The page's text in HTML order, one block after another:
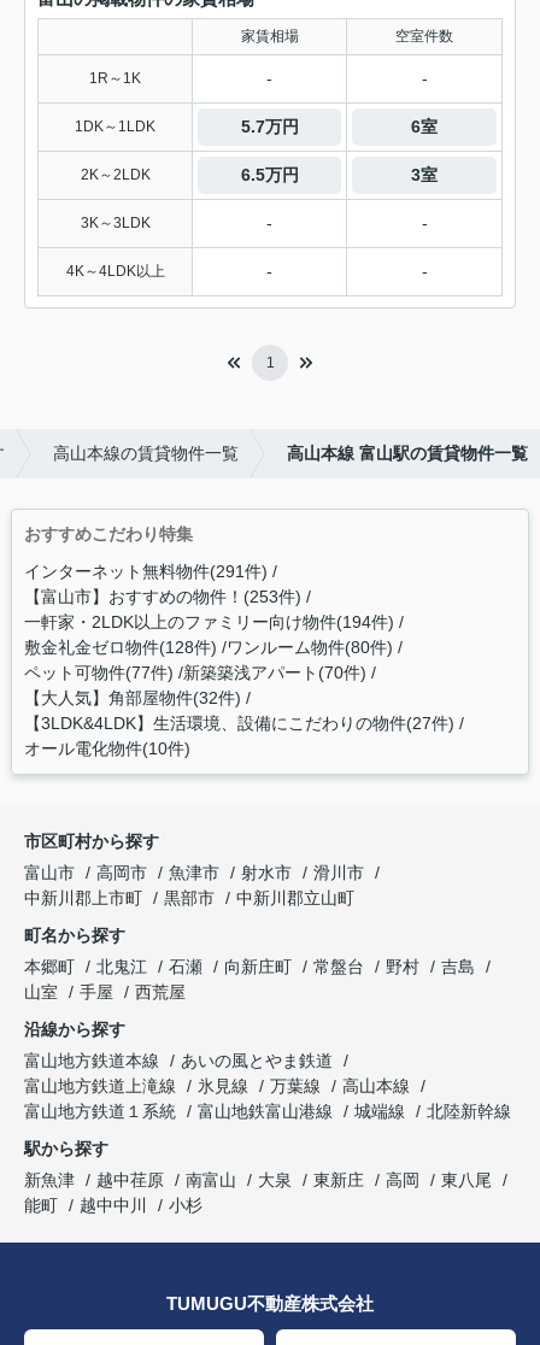
家賃相場 空室件数
1R～1K - -
1DK～1LDK 5.7万円 6室
2K～2LDK 6.5万円 3室
3K～3LDK - -
4K～4LDK以上 - -
1
高山本線の賃貸物件一覧 高山本線 富山駅の賃貸物件一覧
おすすめこだわり特集
インターネット無料物件(291件)
【富山市】おすすめの物件！(253件)
一軒家・2LDK以上のファミリー向け物件(194件)
敷金礼金ゼロ物件(128件) ワンルーム物件(80件)
ペット可物件(77件) 新築築浅アパート(70件)
【大人気】角部屋物件(32件)
【3LDK&4LDK】生活環境、設備にこだわりの物件(27件)
オール電化物件(10件)
市区町村から探す
富山市
高岡市 魚津市 射水市
滑川市
中新川郡上市町
黒部市
中新川郡立山町
町名から探す
本郷町
北鬼江 石瀬 向新庄町 常盤台 野村
吉島
山室
手屋
西荒屋
沿線から探す
富山地方鉄道本線
あいの風とやま鉄道
富山地方鉄道上滝線
氷見線 万葉線
高山本線
富山地方鉄道１系統
富山地鉄富山港線 城端線
北陸新幹線
駅から探す
新魚津
越中荏原 南富山 大泉 東新庄 高岡
東八尾
能町
越中中川 小杉
TUMUGU不動産株式会社